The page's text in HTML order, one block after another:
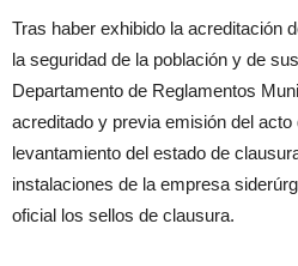
Tras haber exhibido la acreditación
la seguridad de la población y de
Departamento de Reglamentos
acreditado y previa emisión del acto
levantamiento del estado de
instalaciones de la empresa
oficial los sellos de clausura.